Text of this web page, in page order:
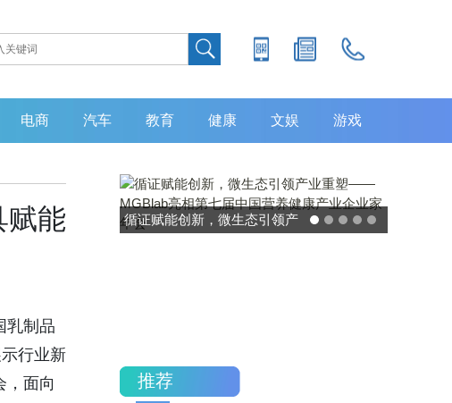
电商 汽车 教育 健康 文娱 游戏
赋能
乳制品
行业新
，面向
循证赋能创新，微生态引领产
灵敏度超 80% 特异
推荐